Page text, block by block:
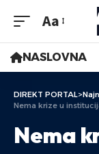
Aa
NASLOVNA
DIREKT PORTAL>
Nema krize u
Nema